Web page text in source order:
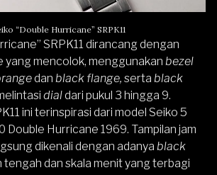
“Double Hurricane” SRPK11
SRPK11 dirancang dengan
yang mencolok, menggunakan bezel
dan black flange, serta black
dialdari pukul 3 hingga 9.
ini terinspirasi dari model Seiko 5
Double Hurricane 1969. Tampilan jam
dikenali dengan adanya black
tengah dan skala menit yang terbagi